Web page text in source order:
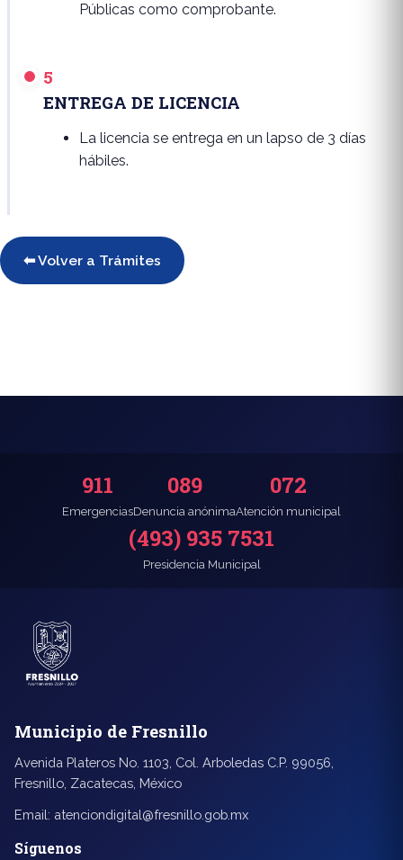
Públicas como comprobante.
5
ENTREGA DE LICENCIA
La licencia se entrega en un lapso de 3 días
hábiles.
⬅ Volver a Trámites
911
Emergencias
089
Denuncia anónima
072
Atención municipal
(493) 935 7531
Presidencia Municipal
Municipio de Fresnillo
Avenida Plateros No. 1103, Col. Arboledas C.P. 99056,
Fresnillo, Zacatecas, México
Email: atenciondigital@fresnillo.gob.mx
Síguenos